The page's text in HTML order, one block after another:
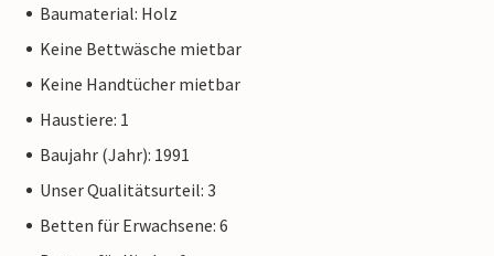
Baumaterial: Holz
Keine Bettwäsche mietbar
Keine Handtücher mietbar
Haustiere: 1
Baujahr (Jahr): 1991
Unser Qualitätsurteil: 3
Betten für Erwachsene: 6